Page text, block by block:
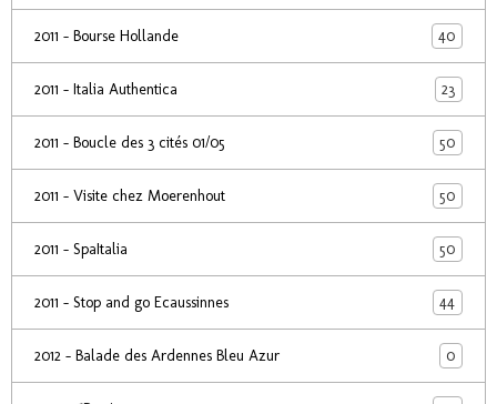
2011 - Bourse Hollande 40
2011 - Italia Authentica 23
2011 - Boucle des 3 cités 01/05 50
2011 - Visite chez Moerenhout 50
2011 - SpaItalia 50
2011 - Stop and go Ecaussinnes 44
2012 - Balade des Ardennes Bleu Azur 0